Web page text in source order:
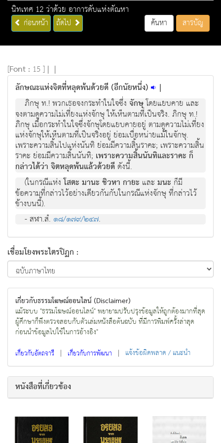
นิทเทศ 12 ว่าด้วย อาการดับแห่งตัณหา
ก่อนหน้า ถัดไป ค้นหา สารบัญ
[Font : 15 ] | |
ลักษณะแห่งจิตที่หลุดพ้นด้วยดี (อีกนัยหนึ่ง) |
ภิกษุ ท.! พวกเธอจงกระทำในใจซึ่งจักษุโดยแยบคาย และ
จงตามดูความไม่เที่ยงแห่งจักษุ ให้เห็นตามที่เป็นจริง. ภิกษุ ท.!
ภิกษุ เมื่อกระทำในใจซึ่งจักษุโดยแยบคายอยู่ ตามดูความไม่เที่ยง
แห่งจักษุให้เห็นตามที่เป็นจริงอยู่ ย่อมเบื่อหน่ายแม้ในจักษุ.
เพราะความสิ้นไปแห่งนันทิ ย่อมมีความสิ้นราคะ; เพราะความสิ้น
ราคะ ย่อมมีความสิ้นนันทิ; เพราะความสิ้นนันทิและราคะ ก็
กล่าวได้ว่า จิตหลุดพ้นแล้วด้วยดีดังนี้.
(ในกรณีแห่งโสตะ มานะ ชิวหา กายะ และมนะก็มี
ข้อความที่กล่าวไว้อย่างเดียวกันกับในกรณีแห่งจักษุ ที่กล่าวไว้
ข้างบนนี้).
- สฬา.สํ.๑๘/๑๗๙/๒๔๗.
เชื่อมโยงพระไตรปิฏก :
เกี่ยวกับธรรมโฆษณ์ออนไลน์ (Disclaimer)
แม้ระบบ "ธรรมโฆษณ์ออนไลน์" พยายามปรับปรุงข้อมูลให้ถูกต้องมากที่สุด
ผู้ศึกษาก็พึงตรวจสอบกับตัวเล่มหนังสือต้นฉบับ ที่มีการพิมพ์ครั้งล่าสุด
ก่อนนำข้อมูลไปใช้ในการอ้างอิง"
เกี่ยวกับอัตถจารี | เกี่ยวกับการพัฒนา | แจ้งข้อผิดพลาด / แนะนำ
หนังสือที่เกี่ยวข้อง